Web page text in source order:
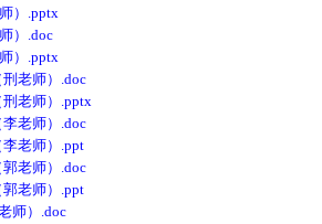
）.pptx
）.doc
）.pptx
老师）.doc
老师）.pptx
老师）.doc
老师）.ppt
老师）.doc
老师）.ppt
）.doc